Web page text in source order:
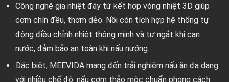
Công nghệ gia nhiệt đáy từ kết hợp vòng nhiệt 3D giúp
cơm chín đều, thơm dẻo. Nồi còn tích hợp hệ thống tự
động điều chỉnh nhiệt thông minh và tự ngắt khi cạn
nước, đảm bảo an toàn khi nấu nướng.
Đặc biệt, MEEVIDA mang đến trải nghiệm nấu ăn đa dạng
với nhiều chế độ: nấu cơm thảo mộc chuẩn phong cách